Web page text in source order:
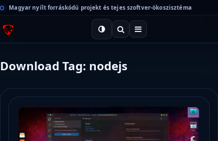
Magyar nyílt forráskódú projekt és tejes szoftver-ökoszisztéma
Download Tag: nodejs